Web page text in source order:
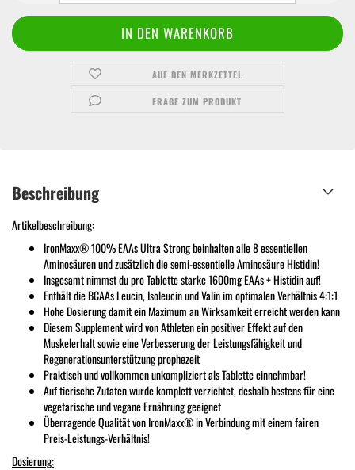
AUF DEN MERKZETTEL
FRAGE ZUM PRODUKT
Beschreibung
Artikelbeschreibung:
IronMaxx® 100% EAAs Ultra Strong beinhalten alle 8 essentiellen
Aminosäuren und zusätzlich die semi-essentielle Aminosäure Histidin!
Insgesamt nimmst du pro Tablette starke 1600mg EAAs + Histidin auf!
Enthält die BCAAs Leucin, Isoleucin und Valin im optimalen Verhältnis 4:1:1
Hohe Dosierung damit ein Maximum an Wirksamkeit erreicht werden kann
Diesem Supplement wird von Athleten ein positiver Effekt auf den
Muskelerhalt sowie eine Verbesserung der Leistungsfähigkeit und
Regenerationsunterstützung prophezeit
Praktisch und vollkommen unkompliziert als Tablette einnehmbar!
Auf tierische Zutaten wurde komplett verzichtet, deshalb bestens für eine
vegetarische und vegane Ernährung geeignet
Überragende Qualität von IronMaxx® in Verbindung mit einem fairen
Preis-Leistungs-Verhältnis!
Dosierung: